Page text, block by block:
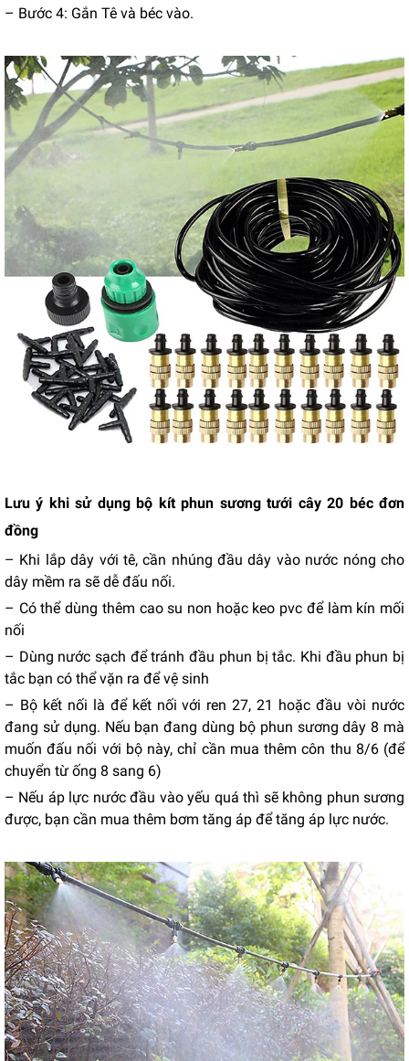
– Bước 4: Gắn Tê và béc vào.
Lưu ý khi sử dụng bộ kít phun sương tưới cây 20 béc đơn
đồng
– Khi lắp dây với tê, cần nhúng đầu dây vào nước nóng cho
dây mềm ra sẽ dễ đấu nối.
– Có thể dùng thêm cao su non hoặc keo pvc để làm kín mối
nối
– Dùng nước sạch để tránh đầu phun bị tắc. Khi đầu phun bị
tắc bạn có thể vặn ra để vệ sinh
– Bộ kết nối là để kết nối với ren 27, 21 hoặc đầu vòi nước
đang sử dụng. Nếu bạn đang dùng bộ phun sương dây 8 mà
muốn đấu nối với bộ này, chỉ cần mua thêm côn thu 8/6 (để
chuyển từ ống 8 sang 6)
– Nếu áp lực nước đầu vào yếu quá thì sẽ không phun sương
được, bạn cần mua thêm bơm tăng áp để tăng áp lực nước.